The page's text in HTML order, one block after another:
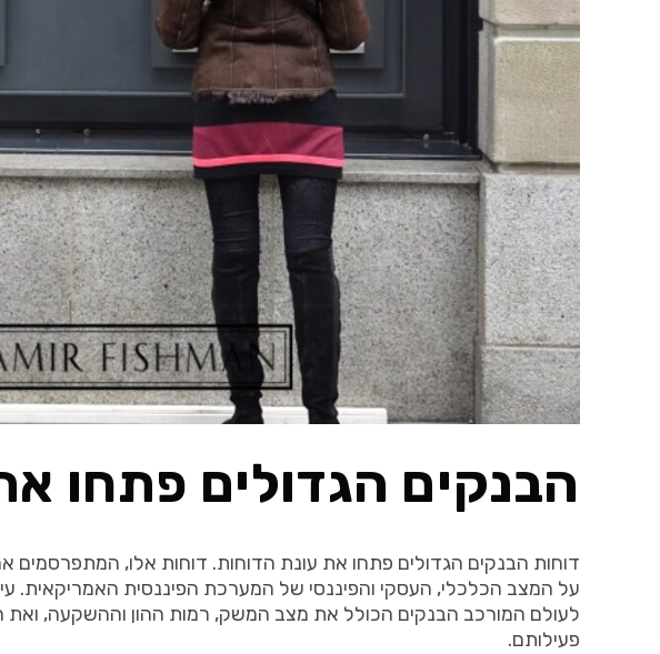
הבנקים הגדולים פתחו
דוחות הבנקים הגדולים פתחו את עונת הדוחות. דוחות אלו, המתפרסמים
על המצב הכלכלי, העסקי והפיננסי של המערכת הפיננסית האמריקאית.
לעולם המורכב הבנקים הכולל את מצב המשק, רמות ההון וההשקעה, ואת
פעילותם.